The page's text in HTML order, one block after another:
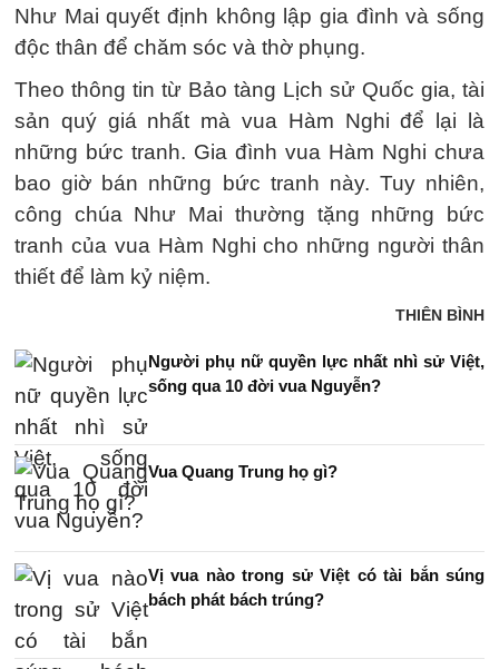
Như Mai quyết định không lập gia đình và sống
độc thân để chăm sóc và thờ phụng.
Theo thông tin từ Bảo tàng Lịch sử Quốc gia, tài
sản quý giá nhất mà vua Hàm Nghi để lại là
những bức tranh. Gia đình vua Hàm Nghi chưa
bao giờ bán những bức tranh này. Tuy nhiên,
công chúa Như Mai thường tặng những bức
tranh của vua Hàm Nghi cho những người thân
thiết để làm kỷ niệm.
THIÊN BÌNH
Người phụ nữ quyền lực nhất nhì sử Việt,
sống qua 10 đời vua Nguyễn?
Vua Quang Trung họ gì?
Vị vua nào trong sử Việt có tài bắn súng
bách phát bách trúng?